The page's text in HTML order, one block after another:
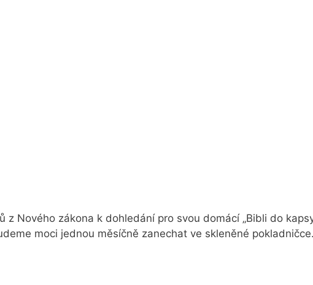
Nového zákona k dohledání pro svou domácí „Bibli do
moci jednou měsíčně zanechat ve skleněné